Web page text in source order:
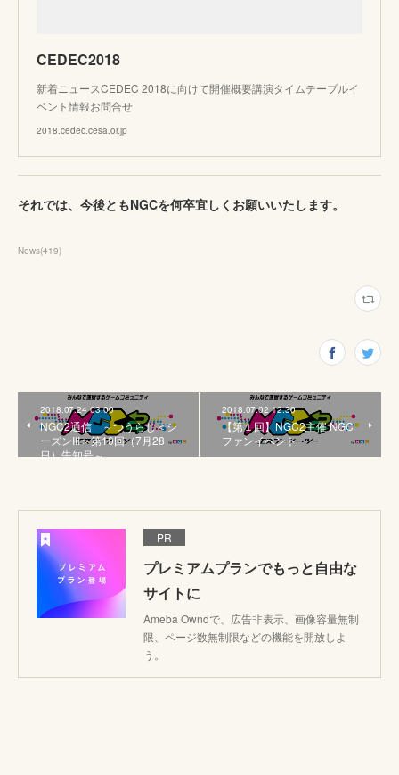
CEDEC2018
新着ニュースCEDEC 2018に向けて開催概要講演タイムテーブルイ
ベント情報お問合せ
2018.cedec.cesa.or.jp
それでは、今後ともNGCを何卒宜しくお願いいたします。
News(419)
2018.07.24 03:00
NGC2通信 ～つうらじ＜シ
ーズンIII＞第10回（7月28
日）告知号～
2018.07.02 12:30
【第１回】NGC2主催 NGC
ファンイベント
PR
プレミアムプランでもっと自由な
サイトに
Ameba Owndで、広告非表示、画像容量無制
限、ページ数無制限などの機能を開放しよ
う。